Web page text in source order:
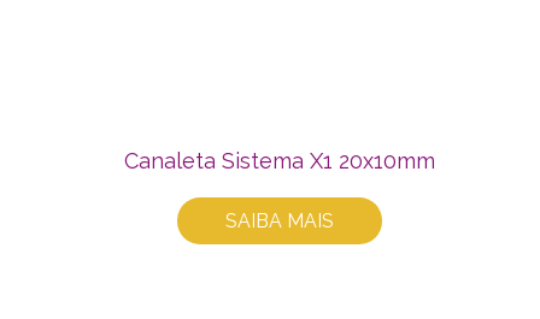
Canaleta Sistema X1 20x10mm
SAIBA MAIS